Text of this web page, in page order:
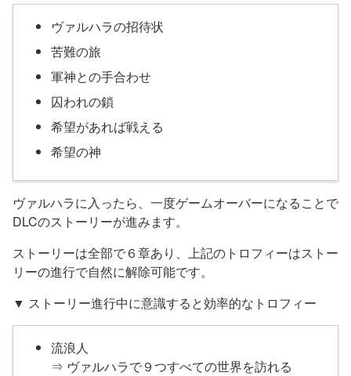
ヴァルハラの招待状
苦難の旅
軍神との手合わせ
囚われの鎖
希望があれば戦える
希望の神
ヴァルハラに入ったら、一度ゲームオーバーになることで
DLCのストーリーが進みます。
ストーリーは全部で６章あり、上記のトロフィーはストー
リーの進行で自然に解除可能です。
▼ ストーリー進行中に意識すると効率的なトロフィー
流浪人
⇒ ヴァルハラで９つすべての世界を訪れる